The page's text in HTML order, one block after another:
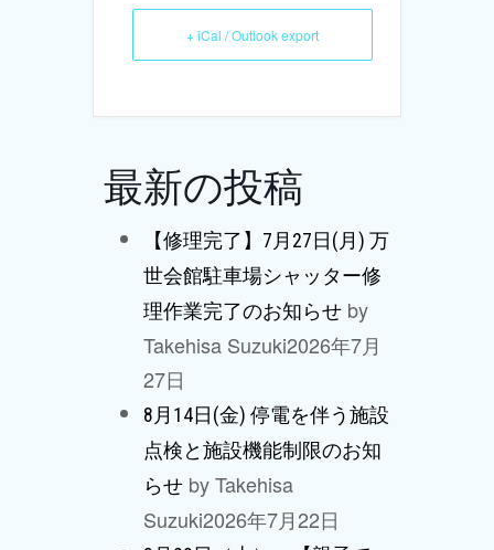
+ iCal / Outlook export
最新の投稿
【修理完了】7月27日(月) 万
世会館駐車場シャッター修
理作業完了のお知らせ by
Takehisa Suzuki2026年7月
27日
8月14日(金) 停電を伴う施設
点検と施設機能制限のお知
らせ by Takehisa
Suzuki2026年7月22日